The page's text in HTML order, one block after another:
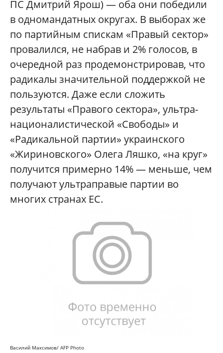
ПС Дмитрий Ярош) — оба они победили
в одномандатных округах. В выборах же
по партийным спискам «Правый сектор»
провалился, не набрав и 2% голосов, в
очередной раз продемонстрировав, что
радикалы значительной поддержкой не
пользуются. Даже если сложить
результаты «Правого сектора», ультра-
националистической «Свободы» и
«Радикальной партии» украинского
«Жириновского» Олега Ляшко, «на круг»
получится примерно 14% — меньше, чем
получают ультраправые партии во
многих странах ЕС.
Василий Максимов/ AFP Photo